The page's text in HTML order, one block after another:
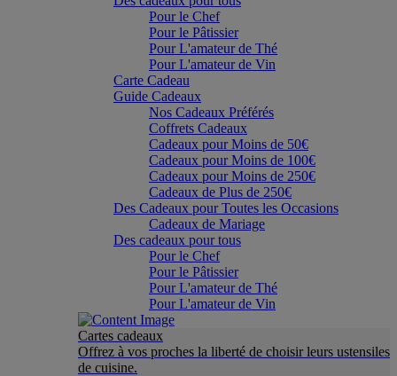
Pour le Chef
Pour le Pâtissier
Pour L'amateur de Thé
Pour L'amateur de Vin
Carte Cadeau
Guide Cadeaux
Nos Cadeaux Préférés
Coffrets Cadeaux
Cadeaux pour Moins de 50€
Cadeaux pour Moins de 100€
Cadeaux pour Moins de 250€
Cadeaux de Plus de 250€
Des Cadeaux pour Toutes les Occasions
Cadeaux de Mariage
Des cadeaux pour tous
Pour le Chef
Pour le Pâtissier
Pour L'amateur de Thé
Pour L'amateur de Vin
Cartes cadeaux
Offrez à vos proches la liberté de choisir leurs ustensiles
de cuisine.